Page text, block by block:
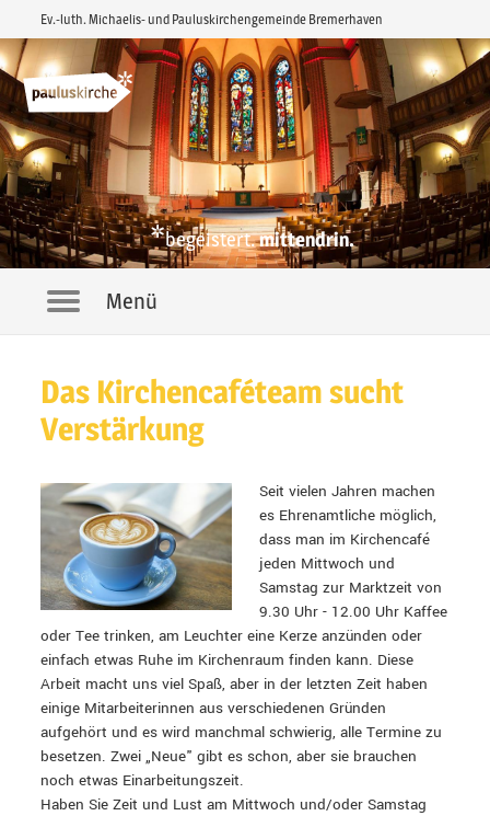
Ev.-luth. Michaelis- und Pauluskirchengemeinde Bremerhaven
*begeistert.mittendrin.
NavigationMenü
Das Kirchencaféteam sucht
Verstärkung
Seit vielen Jahren machen
es Ehrenamtliche möglich,
dass man im Kirchencafé
jeden Mittwoch und
Samstag zur Marktzeit von
9.30 Uhr - 12.00 Uhr Kaffee
oder Tee trinken, am Leuchter eine Kerze anzünden oder
einfach etwas Ruhe im Kirchenraum finden kann. Diese
Arbeit macht uns viel Spaß, aber in der letzten Zeit haben
einige Mitarbeiterinnen aus verschiedenen Gründen
aufgehört und es wird manchmal schwierig, alle Termine zu
besetzen. Zwei „Neue" gibt es schon, aber sie brauchen
noch etwas Einarbeitungszeit.
Haben Sie Zeit und Lust am Mittwoch und/oder Samstag